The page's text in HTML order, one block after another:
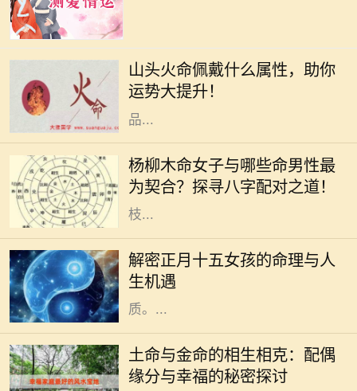
山头火命佩戴什么属性，助你
运势大提升！
盘中五行属火的一种特定类型，具有
独特的特征和运势表现。对于山头火
命的人来说，如何选择适合的佩戴物
品...
杨柳木命女子与哪些命男性最
为契合？探寻八字配对之道！
在中国传统文化中，八字命理一直占
据着重要地位。尤其是对于男女配对
的研究，更是深入人心。杨柳木命的
女性独特而柔和，她们如同春天的柳
枝...
解密正月十五女孩的命理与人
生机遇
正月十五，元宵节，是中国农历新年
的重要节日，也是象征着团圆和希望
的时刻。在这个特别的日子出生的女
孩，被赋予了独特的命理与人生特
质。...
土命与金命的相生相克：配偶
缘分与幸福的秘密探讨
在中国传统命理学中，五行学说是理
解人与人之间关系的重要工具。土命
与金命的结合，不仅仅是一种命理组
合，更是深藏着生活哲学和感情智慧